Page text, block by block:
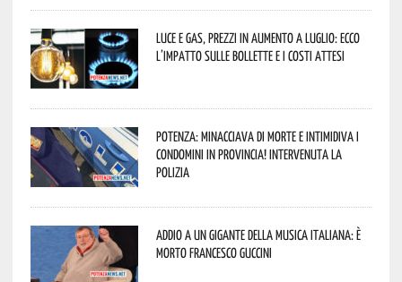
Luce e gas, prezzi in aumento a luglio: ecco
l’impatto sulle bollette e i costi attesi
Potenza: minacciava di morte e intimidiva i
condomini in provincia! Intervenuta la
Polizia
Addio a un gigante della musica italiana: è
morto Francesco Guccini